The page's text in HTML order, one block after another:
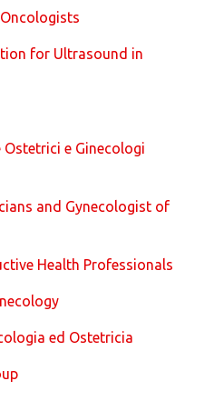
for Ultrasound in
Ostetrici e Ginecologi
and Gynecologist of
Health Professionals
ed Ostetricia